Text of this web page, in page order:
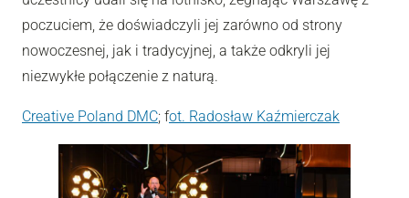
poczuciem, że doświadczyli jej zarówno od strony
nowoczesnej, jak i tradycyjnej, a także odkryli jej
niezwykłe połączenie z naturą.
Creative Poland DMC; fot. Radosław Kaźmierczak